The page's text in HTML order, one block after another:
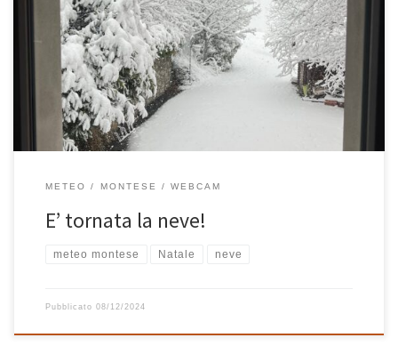
weekend dell’immacolata ritorna una bella nevicata in Appennino!
Questa mattina ci siamo svegliati con un tipico paesaggio invernale
molto natalizio, non sembra quasi vero! E allora oggi diamoci
dentro con addobbi natalizi, camini accesi, turbine, pale da neve
e soprattutto con la […]
METEO MONTESE WEBCAM
E’ tornata la neve!
meteo montese Natale neve
Pubblicato 08/12/2024